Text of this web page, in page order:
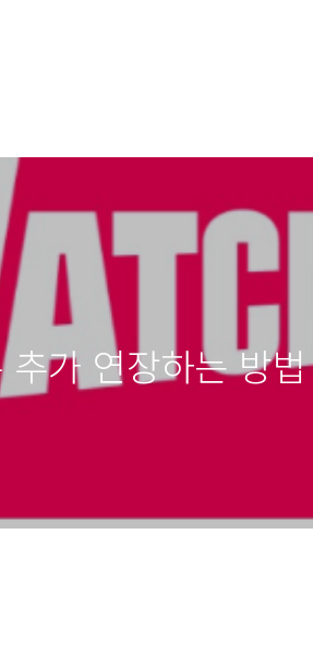
가 연장하는 방법